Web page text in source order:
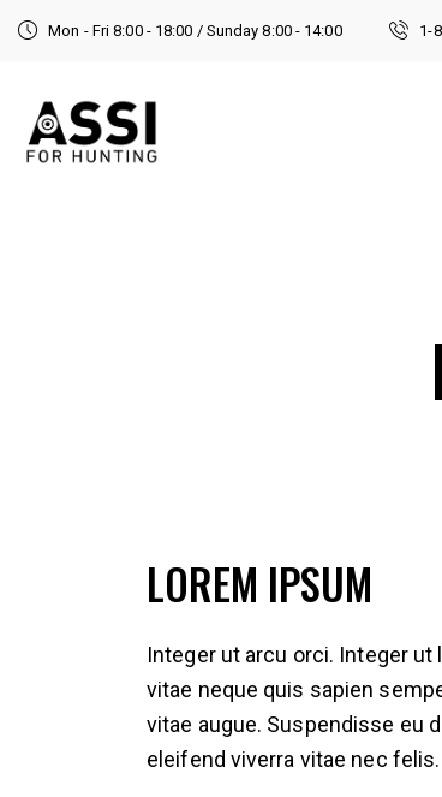
Mon - Fri 8:00 - 18:00 / Sunday 8:00 - 14:00 1-
LOREM IPSUM
Integer ut arcu orci. Integer ut
vitae neque quis sapien
vitae augue. Suspendisse eu
eleifend viverra vitae nec felis.